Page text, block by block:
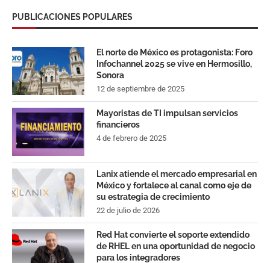
PUBLICACIONES POPULARES
El norte de México es protagonista: Foro
Infochannel 2025 se vive en Hermosillo,
Sonora
12 de septiembre de 2025
Mayoristas de TI impulsan servicios
financieros
4 de febrero de 2025
Lanix atiende el mercado empresarial en
México y fortalece al canal como eje de
su estrategia de crecimiento
22 de julio de 2026
Red Hat convierte el soporte extendido
de RHEL en una oportunidad de negocio
para los integradores